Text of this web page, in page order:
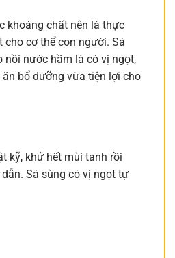
khoáng chất nên là thực
cơ thể con người. Sá
nồi nước hầm là có vị ngọt,
bổ dưỡng vừa tiện lợi cho
kỹ, khử hết mùi tanh rồi
Sá sùng có vị ngọt tự